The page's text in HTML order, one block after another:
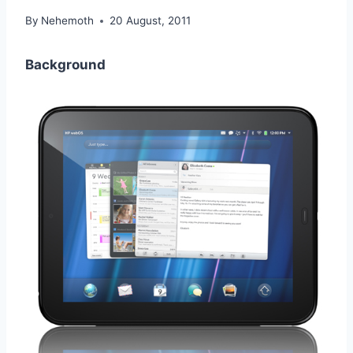
By Nehemoth 20 August, 2011
Background